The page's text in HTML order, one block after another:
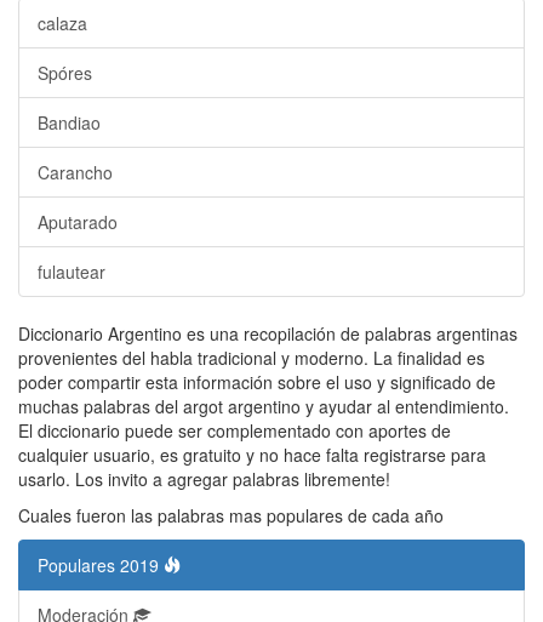
calaza
Spóres
Bandiao
Carancho
Aputarado
fulautear
Diccionario Argentino es una recopilación de palabras argentinas
provenientes del habla tradicional y moderno. La finalidad es
poder compartir esta información sobre el uso y significado de
muchas palabras del argot argentino y ayudar al entendimiento.
El diccionario puede ser complementado con aportes de
cualquier usuario, es gratuito y no hace falta registrarse para
usarlo. Los invito a agregar palabras libremente!
Cuales fueron las palabras mas populares de cada año
Populares 2019
Moderación